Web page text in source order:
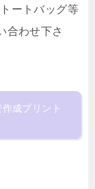
ートバッグ等
合わせ下さ
成プリント